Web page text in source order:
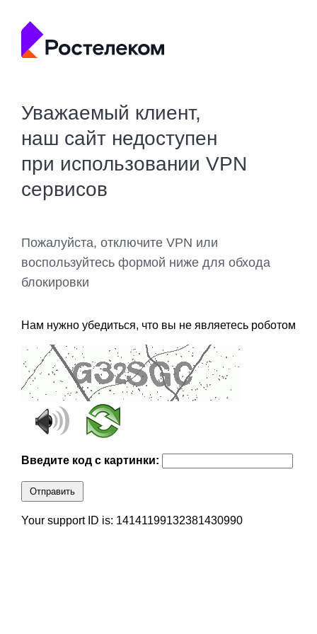
Уважаемый клиент,
наш сайт недоступен
при использовании VPN
сервисов
Пожалуйста, отключите VPN или
воспользуйтесь формой ниже для обхода
блокировки
Нам нужно убедиться, что вы не являетесь роботом
Введите код с картинки:
Отправить
Your support ID is: 14141199132381430990